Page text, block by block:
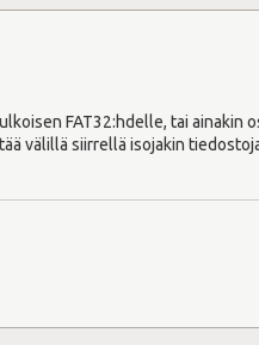
FAT32:hdelle, tai ainakin
välillä siirrellä isojakin